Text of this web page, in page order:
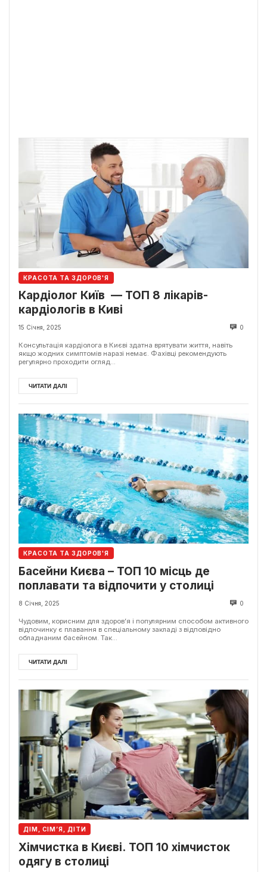
КРАСОТА ТА ЗДОРОВ'Я
Кардіолог Київ — ТОП 8 лікарів-
кардіологів в Киві
15 Січня, 2025 0
Консультація кардіолога в Києві здатна врятувати життя, навіть
якщо жодних симптомів наразі немає. Фахівці рекомендують
регулярно проходити огляд...
ЧИТАТИ ДАЛІ
КРАСОТА ТА ЗДОРОВ'Я
Басейни Києва – ТОП 10 місць де
поплавати та відпочити у столиці
8 Січня, 2025 0
Чудовим, корисним для здоров’я і популярним способом активного
відпочинку є плавання в спеціальному закладі з відповідно
обладнаним басейном. Так...
ЧИТАТИ ДАЛІ
ДІМ, СІМ’Я, ДІТИ
Хімчистка в Києві. ТОП 10 хімчисток
одягу в столиці